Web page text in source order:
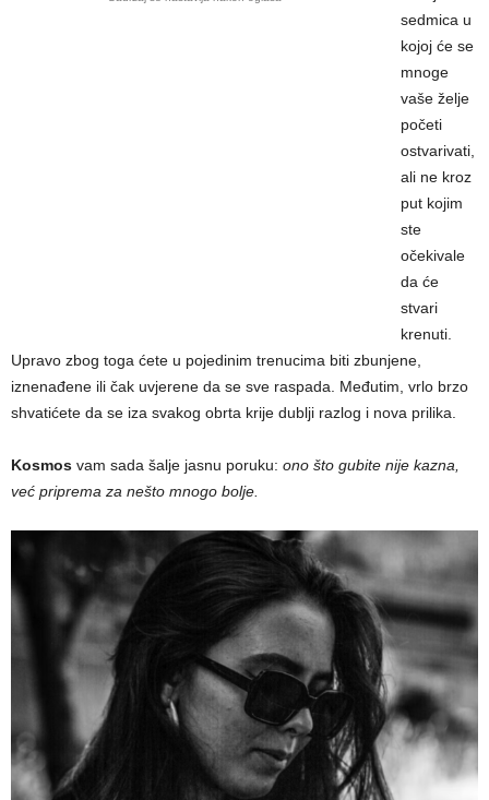
sedmica u
kojoj će se
mnoge
vaše želje
početi
ostvarivati,
ali ne kroz
put kojim
ste
očekivale
da će
stvari
krenuti.
Upravo zbog toga ćete u pojedinim trenucima biti zbunjene,
iznenađene ili čak uvjerene da se sve raspada. Međutim, vrlo brzo
shvatićete da se iza svakog obrta krije dublji razlog i nova prilika.
Kosmos vam sada šalje jasnu poruku: ono što gubite nije kazna,
već priprema za nešto mnogo bolje.